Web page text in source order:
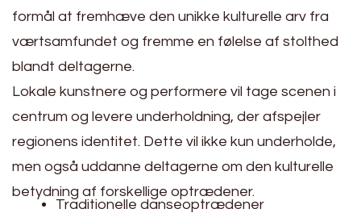
formål at fremhæve den unikke kulturelle arv fra
værtsamfundet og fremme en følelse af stolthed
blandt deltagerne.
Lokale kunstnere og performere vil tage scenen i
centrum og levere underholdning, der afspejler
regionens identitet. Dette vil ikke kun underholde,
men også uddanne deltagerne om den kulturelle
betydning af forskellige optrædener.
Traditionelle danseoptrædener